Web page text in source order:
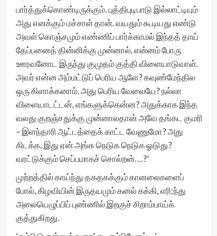
பார்த்துக்கொண்டிருக்கும். புத்திபுடிபாடு இல்லாட்டியும்
அது எனக்கும் மச்சாள் தான். வயதும் கூடியது எண்டு
அவள் கொஞ்சமும் எண்ணிப் பார்க்காமல் இந்தத் தாய்
தேப்பனைத் தின்னிக்கு முன்னால், என்னம் போரு
ஊரவனோட இருந்து குமுதம் குத்தி விளையாடுவாள்.
அவர் என்ன அம்மட்டுப் பெரிய ஆளே? கவுண்மேந்தில
ஒரு கிளாக்கனாம். அது பெரிய வேலையே? நல்லா
விளையாடட்டன், எங்களுக்கென்ன? அதுக்காக இந்த
வலது குறஞ்சதுக்கு முன்னாலதான் அவே தங்கட குமரி
– இளந்தாரி ஆட்டத்தைக் காட்ட வேணுமோ? அது
கிடக்க, இது ஏன் அங்க நெடுக நெடுக ஓடுது?
வரட்டுக்கும் செப்பமாகச் சொல்றன்….?’
முற்றத்தில் காய்ந்து தகதகக்கும் கானலைகளைப்
போல், கிழவியின் இருதயமும் கனல் கக்கி, எரி;ந்து
அலையெழுப்பிப் புண்ணில் இறகுச் சிறாம்பாய்க்
குத்துகிறது.